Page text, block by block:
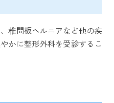
椎間板ヘルニアなど他の疾
かに整形外科を受診するこ